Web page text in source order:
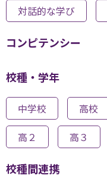
対話的な学び
コンピテンシー
校種・学年
中学校 高校
高２
高３
校種間連携